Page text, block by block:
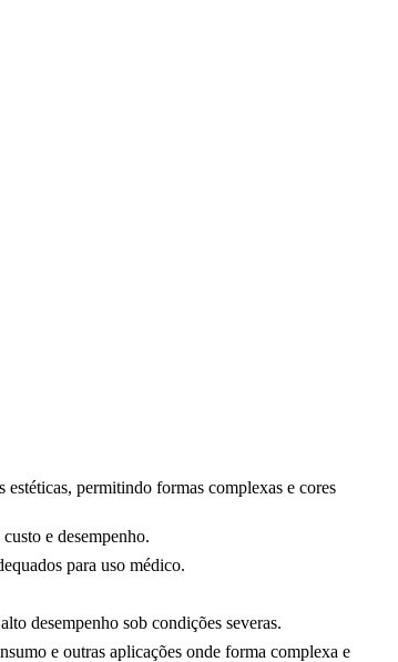
permitindo formas complexas e cores
e desempenho.
para uso médico.
desempenho sob condições severas.
e outras aplicações onde forma complexa e